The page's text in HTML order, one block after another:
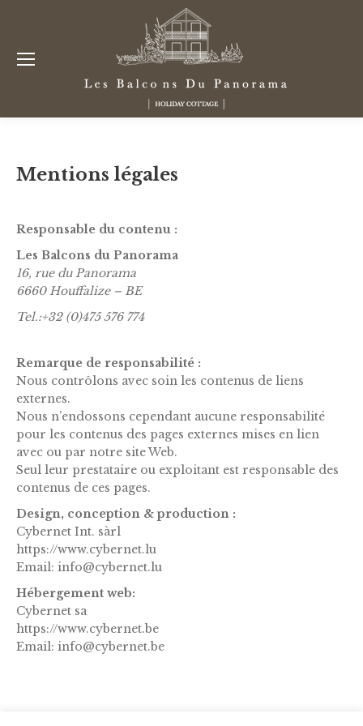
Mentions légales
Responsable du contenu :
Les Balcons du Panorama
16, rue du Panorama
6660 Houffalize – BE
Tel.:+32 (0)475 576 774
Remarque de responsabilité :
Nous contrôlons avec soin les contenus de liens
externes.
Nous n’endossons cependant aucune responsabilité
pour les contenus des pages externes mises en lien
avec ou par notre site Web.
Seul leur prestataire ou exploitant est responsable des
contenus de ces pages.
Design, conception & production :
Cybernet Int. sàrl
https://www.cybernet.lu
Email: info@cybernet.lu
Hébergement web:
Cybernet sa
https://www.cybernet.be
Email: info@cybernet.be